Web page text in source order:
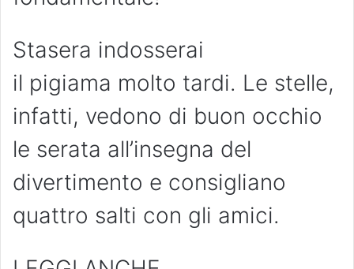
Stasera indosserai
il pigiama molto tardi. Le stelle,
infatti, vedono di buon occhio
le serata all’insegna del
divertimento e consigliano
quattro salti con gli amici.